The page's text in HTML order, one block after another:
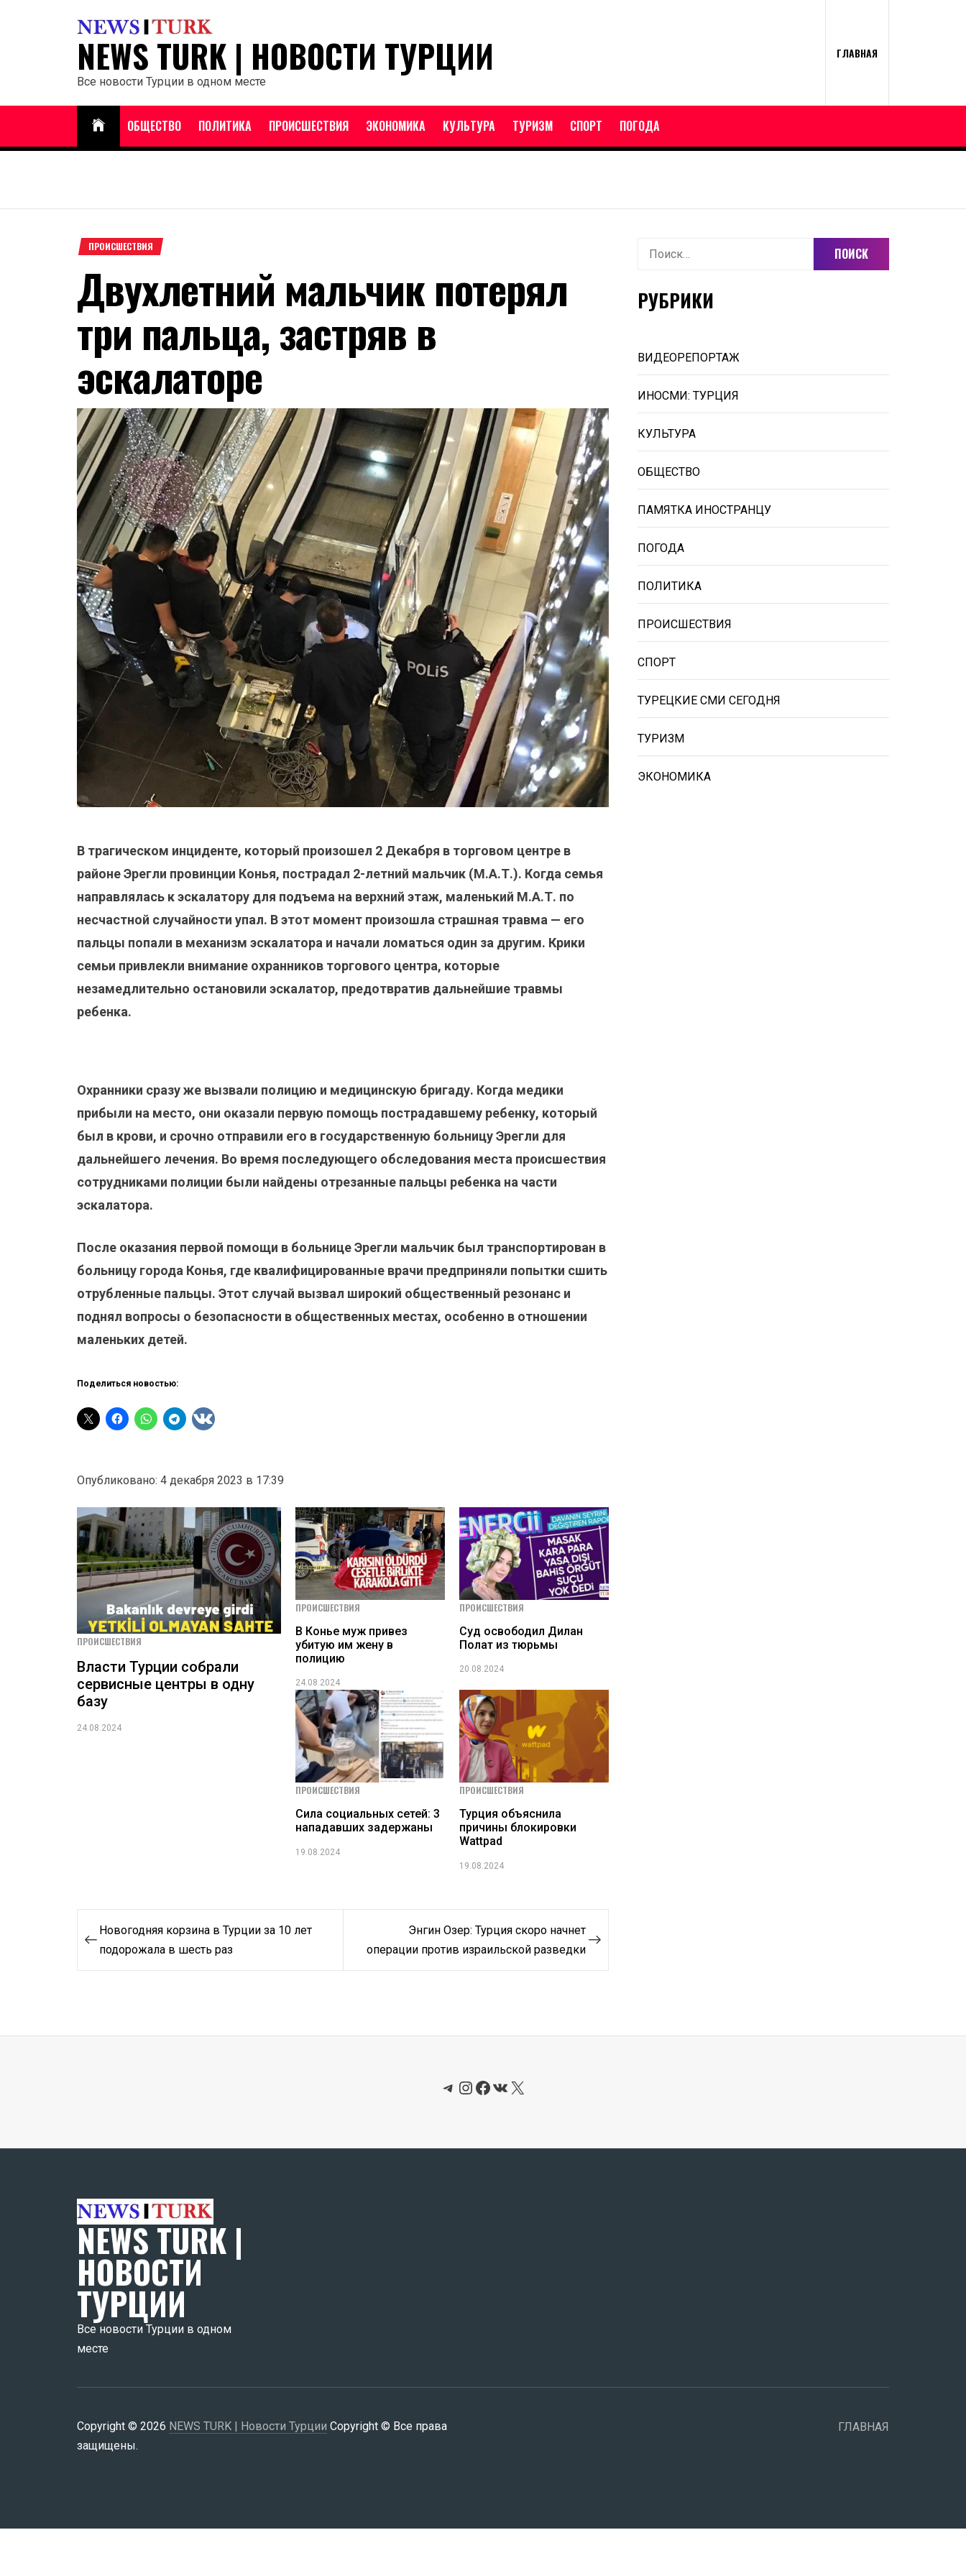
NEWS TURK | НОВОСТИ ТУРЦИИ
Все новости Турции в одном месте
ГЛАВНАЯ
ОБЩЕСТВО ПОЛИТИКА ПРОИСШЕСТВИЯ ЭКОНОМИКА КУЛЬТУРА ТУРИЗМ СПОРТ ПОГОДА
ПРОИСШЕСТВИЯ
Двухлетний мальчик потерял
три пальца, застряв в
эскалаторе
В трагическом инциденте, который произошел 2 Декабря в торговом центре в
районе Эрегли провинции Конья, пострадал 2-летний мальчик (М.А.Т.). Когда семья
направлялась к эскалатору для подъема на верхний этаж, маленький М.А.Т. по
несчастной случайности упал. В этот момент произошла страшная травма — его
пальцы попали в механизм эскалатора и начали ломаться один за другим. Крики
семьи привлекли внимание охранников торгового центра, которые
незамедлительно остановили эскалатор, предотвратив дальнейшие травмы
ребенка.
Охранники сразу же вызвали полицию и медицинскую бригаду. Когда медики
прибыли на место, они оказали первую помощь пострадавшему ребенку, который
был в крови, и срочно отправили его в государственную больницу Эрегли для
дальнейшего лечения. Во время последующего обследования места происшествия
сотрудниками полиции были найдены отрезанные пальцы ребенка на части
эскалатора.
После оказания первой помощи в больнице Эрегли мальчик был транспортирован в
больницу города Конья, где квалифицированные врачи предприняли попытки сшить
отрубленные пальцы. Этот случай вызвал широкий общественный резонанс и
поднял вопросы о безопасности в общественных местах, особенно в отношении
маленьких детей.
Поделиться новостью:
Опубликовано: 4 декабря 2023 в 17:39
ПРОИСШЕСТВИЯ
Власти Турции собрали
сервисные центры в одну
базу
24.08.2024
ПРОИСШЕСТВИЯ
В Конье муж привез
убитую им жену в
полицию
24.08.2024
ПРОИСШЕСТВИЯ
Суд освободил Дилан
Полат из тюрьмы
20.08.2024
ПРОИСШЕСТВИЯ
Сила социальных сетей: 3
нападавших задержаны
19.08.2024
ПРОИСШЕСТВИЯ
Турция объяснила
причины блокировки
Wattpad
19.08.2024
Навигация
Новогодняя корзина в Турции за 10 лет
подорожала в шесть раз
Энгин Озер: Турция скоро начнет
операции против израильской разведки
Найти:
РУБРИКИ
ВИДЕОРЕПОРТАЖ
ИНОСМИ: ТУРЦИЯ
КУЛЬТУРА
ОБЩЕСТВО
ПАМЯТКА ИНОСТРАНЦУ
ПОГОДА
ПОЛИТИКА
ПРОИСШЕСТВИЯ
СПОРТ
ТУРЕЦКИЕ СМИ СЕГОДНЯ
ТУРИЗМ
ЭКОНОМИКА
Telegram
Instagram
Facebook
ВКонтакте
X
NEWS TURK |
НОВОСТИ
ТУРЦИИ
Все новости Турции в одном
месте
Copyright © 2026 NEWS TURK | Новости Турции Copyright © Все права
защищены.
ГЛАВНАЯ